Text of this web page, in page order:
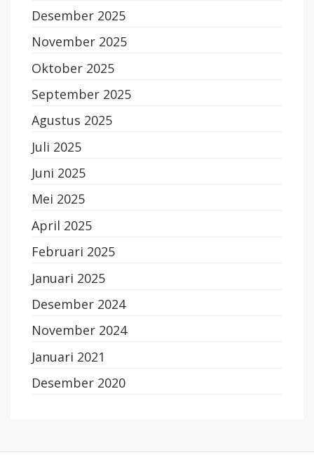
Desember 2025
November 2025
Oktober 2025
September 2025
Agustus 2025
Juli 2025
Juni 2025
Mei 2025
April 2025
Februari 2025
Januari 2025
Desember 2024
November 2024
Januari 2021
Desember 2020